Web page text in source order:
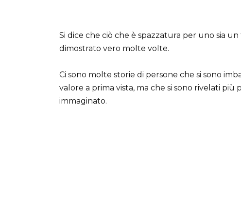
Si dice che ciò che è spazzatura per uno sia
dimostrato vero molte volte.
Ci sono molte storie di persone che si sono
valore a prima vista, ma che si sono rivelati
immaginato.